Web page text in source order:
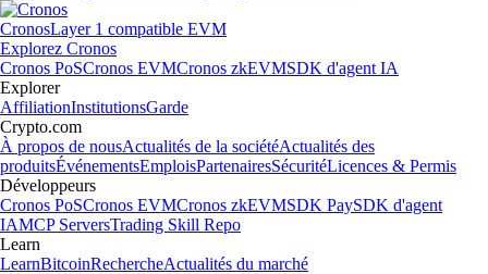
CronosLayer 1 compatible EVM
Explorez Cronos
Cronos PoSCronos EVMCronos zkEVMSDK d'agent IA
Explorer
AffiliationInstitutionsGarde
Crypto.com
À propos de nousActualités de la sociétéActualités des
produitsÉvénementsEmploisPartenairesSécuritéLicences & Permis
Développeurs
Cronos PoSCronos EVMCronos zkEVMSDK PaySDK d'agent
IAMCP ServersTrading Skill Repo
Learn
LearnBitcoinRechercheActualités du marché